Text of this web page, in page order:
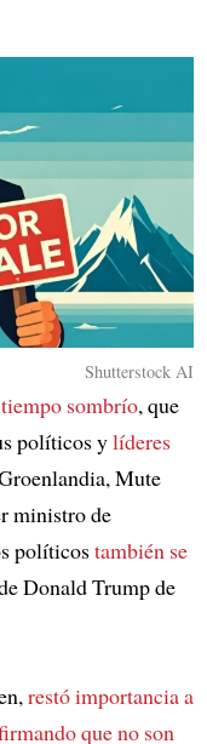
Shutterstock AI
sombrío, que
políticos ylíderes
Mute
ministro de
políticostambién se
Donald Trump de
restó importancia a
que no son